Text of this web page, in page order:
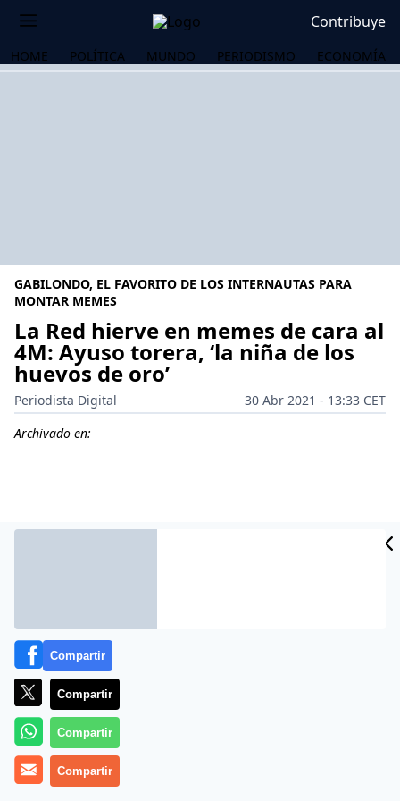
Contribuye
HOME POLÍTICA MUNDO PERIODISMO ECONOMÍA
GABILONDO, EL FAVORITO DE LOS INTERNAUTAS PARA
MONTAR MEMES
La Red hierve en memes de cara al
4M: Ayuso torera, ‘la niña de los
huevos de oro’
Periodista Digital
30 Abr 2021 - 13:33 CET
Archivado en:
Más información
Compartir
Compartir
Compartir
Compartir